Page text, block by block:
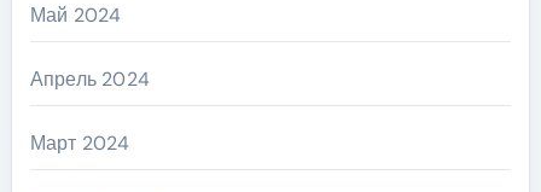
Май 2024
Апрель 2024
Март 2024